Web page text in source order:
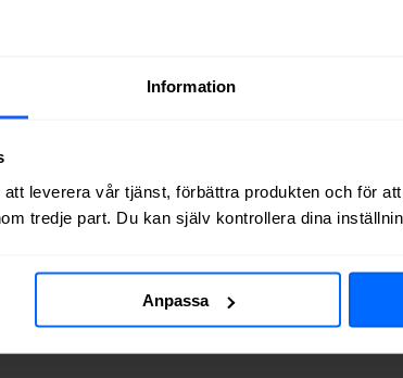
Information
leverera vår tjänst, förbättra produkten och för
tredje part. Du kan själv kontrollera dina
Anpassa
När det kommer till bredband via
behövs
finns på plats och fungerar som den ska. För att
det vanligt att den aktör vi idag kallar
för driften och hade hand om tjänsteutbudet.
från Telia eller Bredbandsbolaget. Då detta
tjänster, medan den som är ansluten får ett större
delades upp mellan olika aktörer. Ansvaret kan skilja